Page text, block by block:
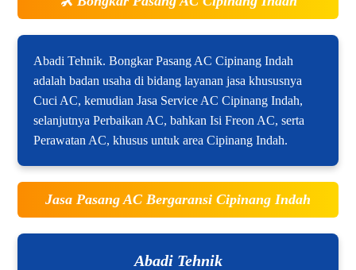
Abadi Tehnik. Bongkar Pasang AC Cipinang Indah
adalah badan usaha di bidang layanan jasa khususnya
Cuci AC, kemudian Jasa Service AC Cipinang Indah,
selanjutnya Perbaikan AC, bahkan Isi Freon AC, serta
Perawatan AC, khusus untuk area Cipinang Indah.
Jasa Pasang AC Bergaransi Cipinang Indah
Abadi Tehnik